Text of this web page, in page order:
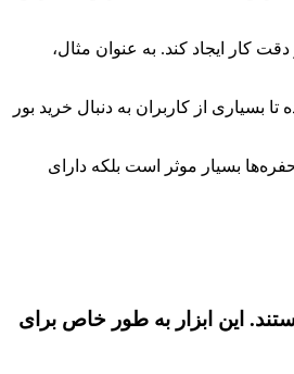
کار ایجاد کند. به عنوان مثال،
بسیاری از کاربران به دنبال خرید بور
بسیار موثر است بلکه دارای
این ابزار به طور خاص برای